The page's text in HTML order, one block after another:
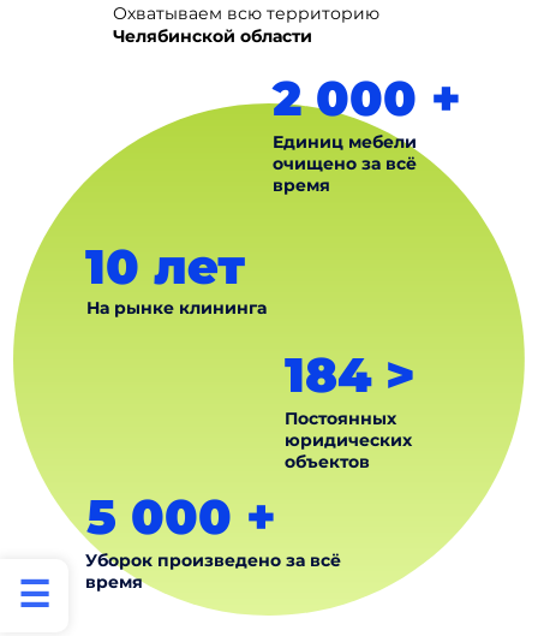
10 лет
5 000 +
2 000 +
184 >
На рынке клининга
Единиц мебели
очищено за всё
время
Уборок произведено за всё
время
Постоянных
юридических
объектов
Охватываем всю территорию
Челябинской области